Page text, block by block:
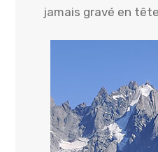
jamais gravé en